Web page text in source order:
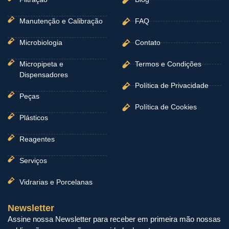
Manutenção e Calibração
Microbiologia
Micropipeta e
Dispensadores
Peças
Plásticos
Reagentes
Serviços
Vidrarias e Porcelanas
FAQ
Contato
Termos e Condições
Política de Privacidade
Política de Cookies
Newsletter
Assine nossa Newsletter para receber em primeira mão nossas